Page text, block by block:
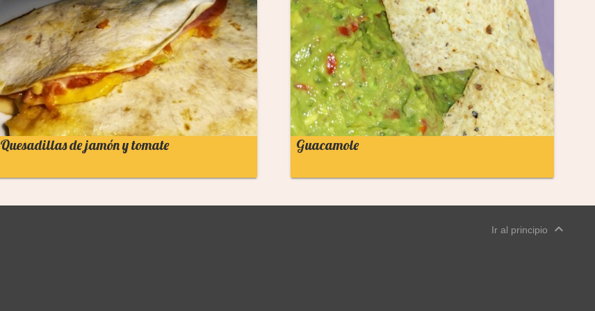
Quesadillas de jamón y tomate Guacamole
Ir al principio expand_less